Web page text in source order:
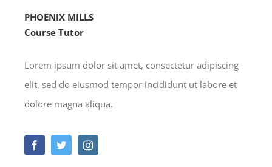
PHOENIX MILLS
Course Tutor
Lorem ipsum dolor sit amet, consectetur adipiscing
elit, sed do eiusmod tempor incididunt ut labore et
dolore magna aliqua.